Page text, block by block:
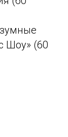
Шоу» (60